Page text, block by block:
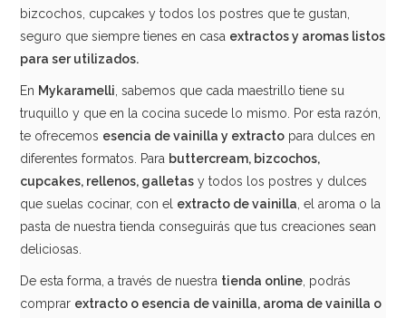
bizcochos, cupcakes y todos los postres que te gustan,
seguro que siempre tienes en casa extractos y aromas listos
para ser utilizados.
En Mykaramelli, sabemos que cada maestrillo tiene su
truquillo y que en la cocina sucede lo mismo. Por esta razón,
te ofrecemos esencia de vainilla y extracto para dulces en
diferentes formatos. Para buttercream, bizcochos,
cupcakes, rellenos, galletas y todos los postres y dulces
que suelas cocinar, con el extracto de vainilla, el aroma o la
pasta de nuestra tienda conseguirás que tus creaciones sean
deliciosas.
De esta forma, a través de nuestra tienda online, podrás
comprar extracto o esencia de vainilla, aroma de vainilla o